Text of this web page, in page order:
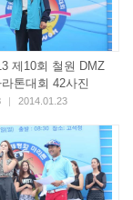
제10회 철원 DMZ
톤대회 42사진
2014.01.23